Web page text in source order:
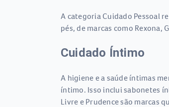
A categoria Cuidado Pessoal
pés, de marcas como Rexona,
Cuidado Íntimo
A higiene e a saúde íntimas
íntimo. Isso inclui sabonetes
Livre e Prudence são marcas